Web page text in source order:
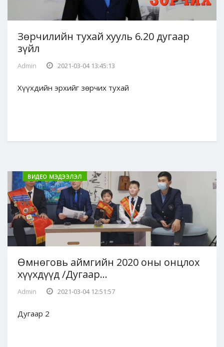
Зөрчилийн тухай хууль 6.20 дугаар
зүйл
Admin 2021-03-04 13:45:13
Хүүхдийн эрхийг зөрчих тухай
ВИДЕО МЭДЭЭЛЭЛ
Өмнөговь аймгийн 2020 оны онцлох
хүүхдүүд /Дугаар...
Admin 2021-03-04 12:51:57
Дугаар 2